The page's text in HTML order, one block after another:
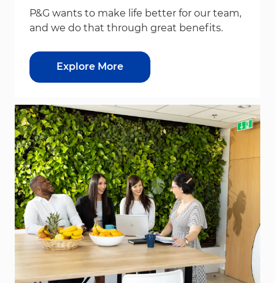
P&G wants to make life better for our team,
and we do that through great benefits.
Explore More